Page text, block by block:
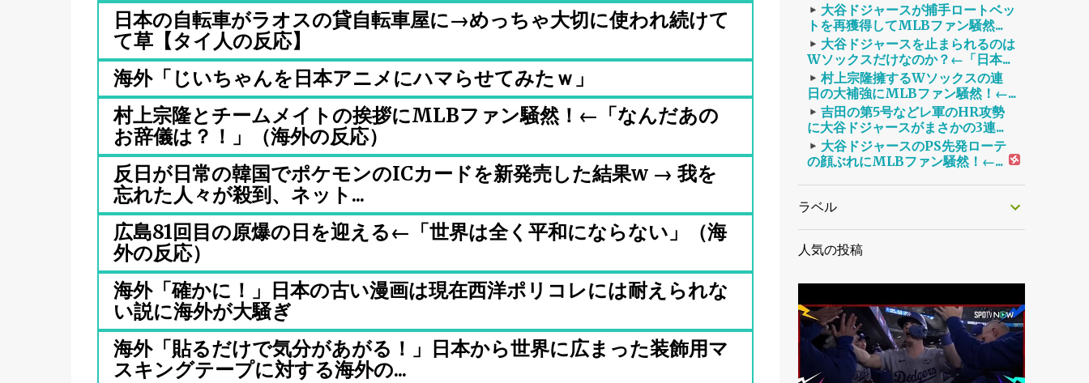
日本の自転車がラオスの貸自転車屋に→めっちゃ大切に使われ続けて
て草【タイ人の反応】
海外「じいちゃんを日本アニメにハマらせてみたｗ」
村上宗隆とチームメイトの挨拶にMLBファン騒然！←「なんだあの
お辞儀は？！」（海外の反応）
反日が日常の韓国でポケモンのICカードを新発売した結果w → 我を
忘れた人々が殺到、ネット...
広島81回目の原爆の日を迎える←「世界は全く平和にならない」（海
外の反応）
海外「確かに！」日本の古い漫画は現在西洋ポリコレには耐えられな
い説に海外が大騒ぎ
海外「貼るだけで気分があがる！」日本から世界に広まった装飾用マ
スキングテープに対する海外の...
大谷ドジャースが捕手ロートベッ
トを再獲得してMLBファン騒然...
大谷ドジャースを止まられるのは
Wソックスだけなのか？←「日本...
村上宗隆擁するWソックスの連
日の大補強にMLBファン騒然！←...
吉田の第5号などレ軍のHR攻勢
に大谷ドジャースがまさかの3連...
大谷ドジャースのPS先発ローテ
の顔ぶれにMLBファン騒然！←...
ラベル
人気の投稿